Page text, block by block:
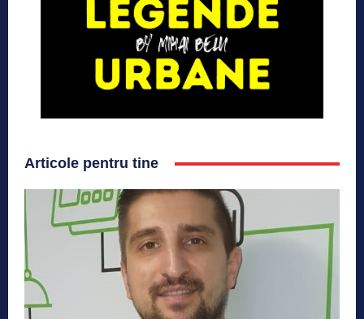
Articole pentru tine